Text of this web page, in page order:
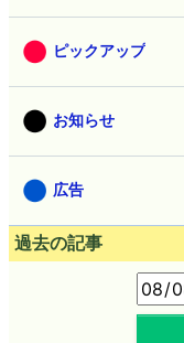
ピックアップ
お知らせ
広告
過去の記事